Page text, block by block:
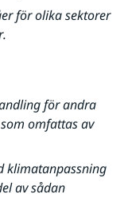
för olika sektorer
för andra
omfattas av
klimatanpassning
av sådan